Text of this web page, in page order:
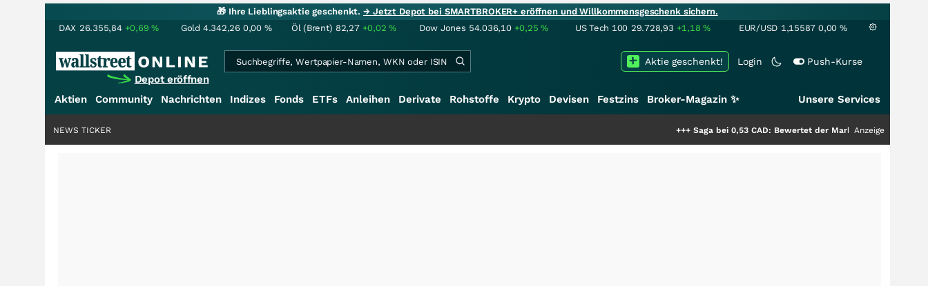
🎁 Ihre Lieblingsaktie geschenkt.→ Jetzt Depot bei SMARTBROKER+ eröffnen und Willkommensgeschenk sichern.
DAX 26.355,84 +0,69% Gold 4.342,26 0,00 % Öl (Brent) 82,27 +0,02% Dow Jones 54.036,10 +0,25% US Tech 100 29.728,93 +1,18% EUR/USD 1,15587 0,00 %
Depot eröffnen
Login Push-Kurse
Aktie geschenkt!
Aktien Community Nachrichten Indizes Fonds ETFs Anleihen Derivate Rohstoffe Krypto Devisen Festzins Broker-Magazin ✨ Unsere Services
Saga bei 0,53 CAD: Bewertet der Markt noch immer nur die Hälfte
Anzeige
NEWS TICKER